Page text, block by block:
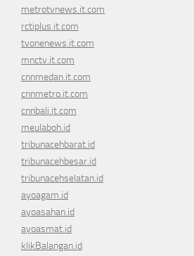
metrotvnews.it.com
rctiplus.it.com
tvonenews.it.com
mnctv.it.com
cnnmedan.it.com
cnnmetro.it.com
cnnbali.it.com
meulaboh.id
tribunacehbarat.id
tribunacehbesar.id
tribunacehselatan.id
ayoagam.id
ayoasahan.id
ayoasmat.id
klikBalangan.id